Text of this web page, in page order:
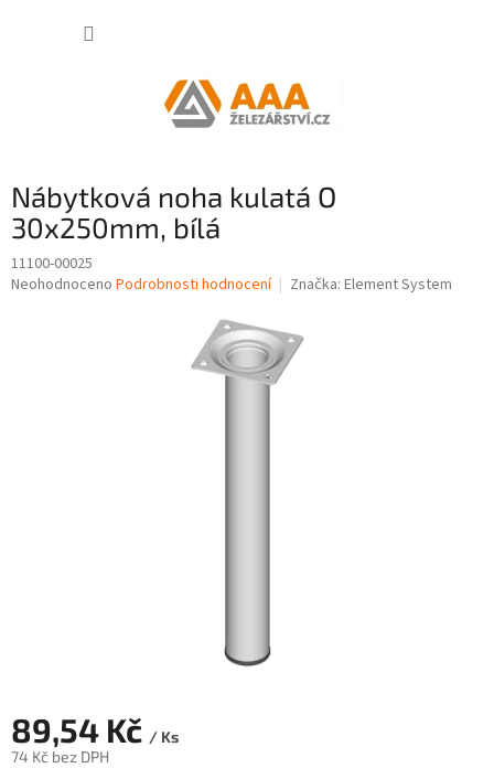
Nábytková noha kulatá O
30x250mm, bílá
11100-00025
Průměrné
Neohodnoceno Podrobnosti hodnocení Značka: Element System
89,54 Kč / Ks
74 Kč bez DPH